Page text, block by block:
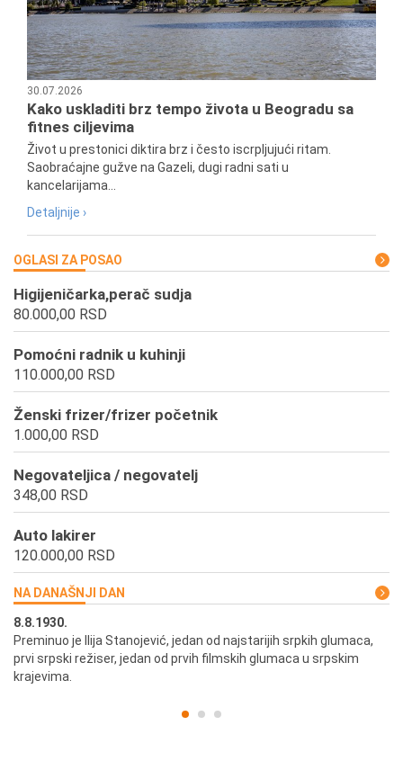
30.07.2026
Kako uskladiti brz tempo života u Beogradu sa
fitnes ciljevima
Život u prestonici diktira brz i često iscrpljujući ritam.
Saobraćajne gužve na Gazeli, dugi radni sati u
kancelarijama...
Detaljnije ›
OGLASI ZA POSAO
Higijeničarka,perač sudja
80.000,00 RSD
Pomoćni radnik u kuhinji
110.000,00 RSD
Ženski frizer/frizer početnik
1.000,00 RSD
Negovateljica / negovatelj
348,00 RSD
Auto lakirer
120.000,00 RSD
NA DANAŠNJI DAN
8.8.1930.
Preminuo je Ilija Stanojević, jedan od najstarijih srpkih glumaca,
prvi srpski režiser, jedan od prvih filmskih glumaca u srpskim
krajevima.